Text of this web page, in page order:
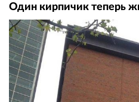
Один кирпичик теперь